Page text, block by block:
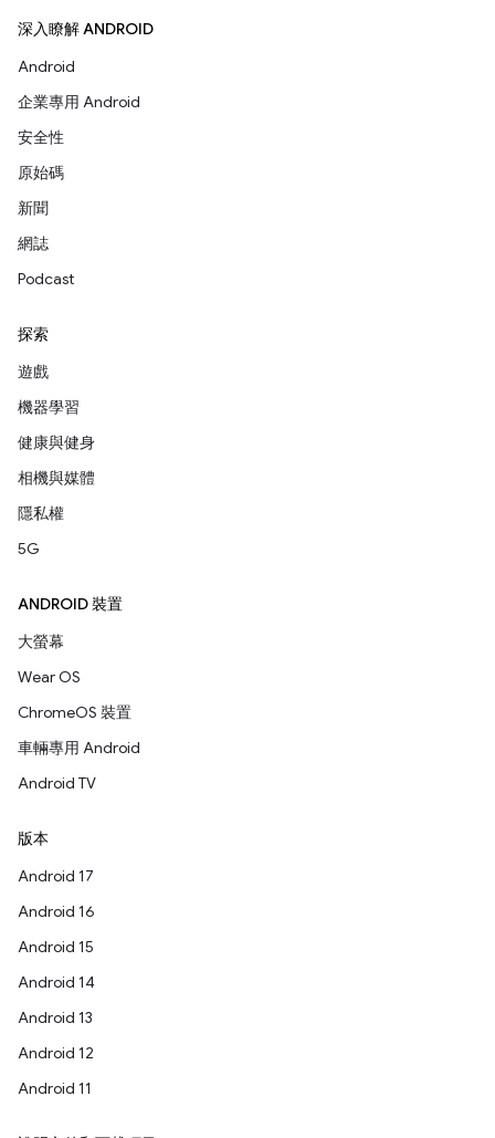
深入瞭解 ANDROID
Android
企業專用 Android
安全性
原始碼
新聞
網誌
Podcast
探索
遊戲
機器學習
健康與健身
相機與媒體
隱私權
5G
ANDROID 裝置
大螢幕
Wear OS
ChromeOS 裝置
車輛專用 Android
Android TV
版本
Android 17
Android 16
Android 15
Android 14
Android 13
Android 12
Android 11